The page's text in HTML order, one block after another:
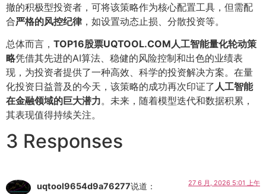
撤的积极型投资者，可将该策略作为核心配置工具，但需配
合严格的风控纪律，如设置动态止损、分散投资等。
总体而言， TOP16股票UQTOOL.COM人工智能量化轮动策
略凭借其先进的AI算法、稳健的风险控制和出色的业绩表
现，为投资者提供了一种高效、科学的投资解决方案。在量
化投资日益普及的今天，该策略的成功再次印证了 人工智能
在金融领域的巨大潜力。未来，随着模型迭代和数据积累，
其表现值得持续关注。
3 Responses
uqtool9654d9a76277说道： 27 6 月, 2026 5:01 上午